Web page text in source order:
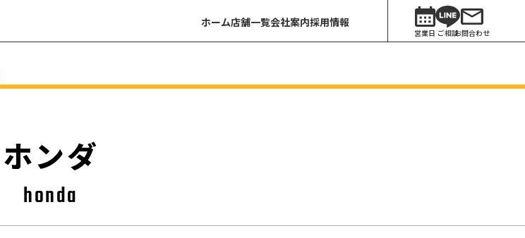
ホーム店舗一覧会社案内採用情報
営業日 ご相談お問合わせ
ホンダ
honda